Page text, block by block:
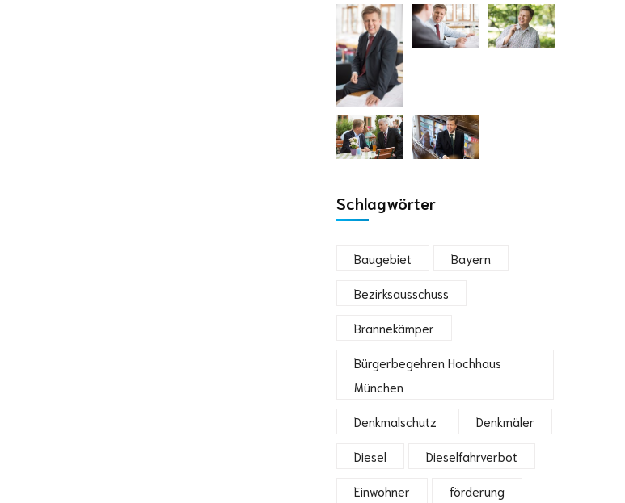
Schlagwörter
Baugebiet Bayern
Bezirksausschuss
Brannekämper
Bürgerbegehren Hochhaus
München
Denkmalschutz Denkmäler
Diesel Dieselfahrverbot
Einwohner förderung